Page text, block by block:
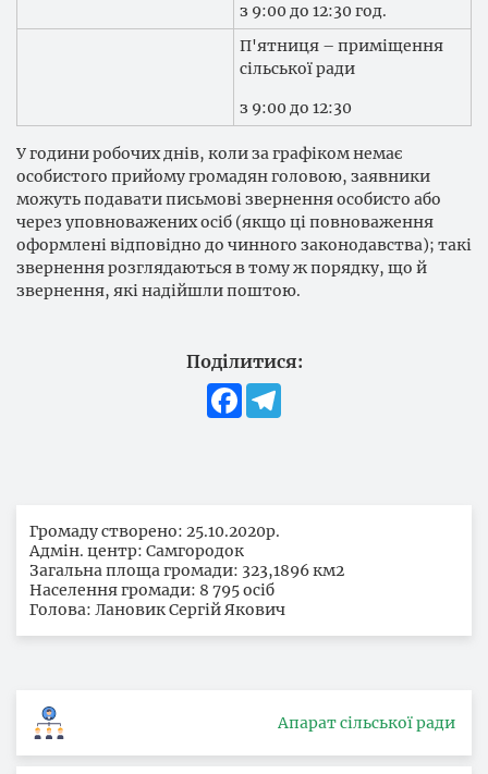
з 9:00 до 12:30 год.
П'ятниця – приміщення
сільської ради
з 9:00 до 12:30
У години робочих днів, коли за графіком немає
особистого прийому громадян головою, заявники
можуть подавати письмові звернення особисто або
через уповноважених осіб (якщо ці повноваження
оформлені відповідно до чинного законодавства); такі
звернення розглядаються в тому ж порядку, що й
звернення, які надійшли поштою.
Поділитися:
Facebook
Громаду створено: 25.10.2020р.
Адмін. центр: Самгородок
Загальна площа громади: 323,1896 км2
Населення громади: 8 795 осіб
Голова: Лановик Сергій Якович
Апарат сільської ради